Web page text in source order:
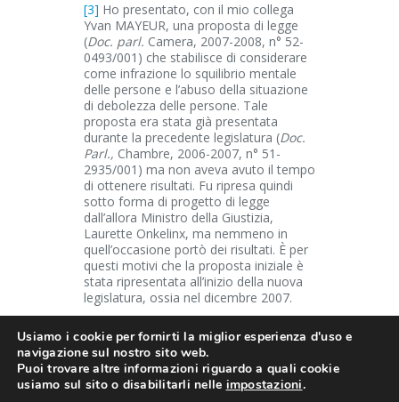
[3] Ho presentato, con il mio collega
Yvan MAYEUR, una proposta di legge
(Doc. parl. Camera, 2007-2008, n° 52-
0493/001) che stabilisce di considerare
come infrazione lo squilibrio mentale
delle persone e l’abuso della situazione
di debolezza delle persone. Tale
proposta era stata già presentata
durante la precedente legislatura (Doc.
Parl., Chambre, 2006-2007, n° 51-
2935/001) ma non aveva avuto il tempo
di ottenere risultati. Fu ripresa quindi
sotto forma di progetto di legge
dall’allora Ministro della Giustizia,
Laurette Onkelinx, ma nemmeno in
quell’occasione portò dei risultati. È per
questi motivi che la proposta iniziale è
stata ripresentata all’inizio della nuova
legislatura, ossia nel dicembre 2007.
Copyright © 2018. FECRIS . All rights
reserved
Usiamo i cookie per fornirti la miglior esperienza d'uso e
navigazione sul nostro sito web.
Puoi trovare altre informazioni riguardo a quali cookie
usiamo sul sito o disabilitarli nelle impostazioni.